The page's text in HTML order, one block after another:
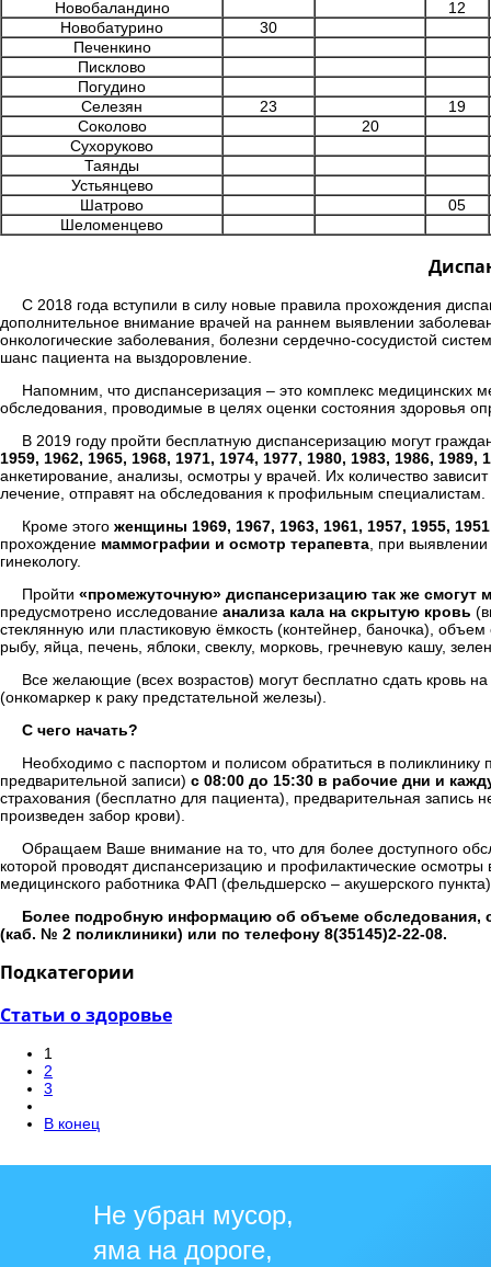
Новобаландино
12
Новобатурино
30
Печенкино
Писклово
Погудино
Селезян
23
19
Соколово
20
Сухоруково
Таянды
Устьянцево
Шатрово
05
Шеломенцево
С 2018 года вступили в силу новые правила прохождения
дополнительное внимание врачей на раннем выявлении
онкологические заболевания, болезни сердечно-сосудистой
шанс пациента на выздоровление.
Напомним, что диспансеризация – это комплекс
обследования, проводимые в целях оценки состояния здоровья
В 2019 году пройти бесплатную диспансеризацию могут
1959, 1962, 1965, 1968, 1971, 1974, 1977, 1980, 1983, 1986, 1989,
анкетирование, анализы, осмотры у врачей. Их количество
лечение, отправят на обследования к профильным специалистам.
Кроме этого женщины 1969, 1967, 1963, 1961, 1957, 1955, 1951
прохождение маммографии и осмотр терапевта , при
гинекологу.
Пройти «промежуточную» диспансеризацию так же смогут
предусмотрено исследование анализа кала на скрытую кровь
стеклянную или пластиковую ёмкость (контейнер, баночка),
рыбу, яйца, печень, яблоки, свеклу, морковь, гречневую кашу,
Все желающие (всех возрастов) могут бесплатно сдать
(онкомаркер к раку предстательной железы).
С чего начать?
Необходимо с паспортом и полисом обратиться в поликлинику
предварительной записи) с 08:00 до 15:30 в рабочие дни и
страхования (бесплатно для пациента), предварительная
произведен забор крови).
Обращаем Ваше внимание на то, что для более доступного
которой проводят диспансеризацию и профилактические
медицинского работника ФАП (фельдшерско – акушерского
Более подробную информацию об объеме обследования,
(каб. № 2 поликлиники) или по телефону 8(35145)2-22-08.
Подкатегории
Статьи о здоровье
1
2
3
В конец
Не убран мусор,
яма на дороге,